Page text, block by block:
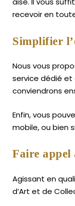
recevoir en
Simplifier
Nous vous
service dédié et
conviendrons
Enfin, vous
mobile, ou bien
Faire appel
Agissant en
d’Art et de